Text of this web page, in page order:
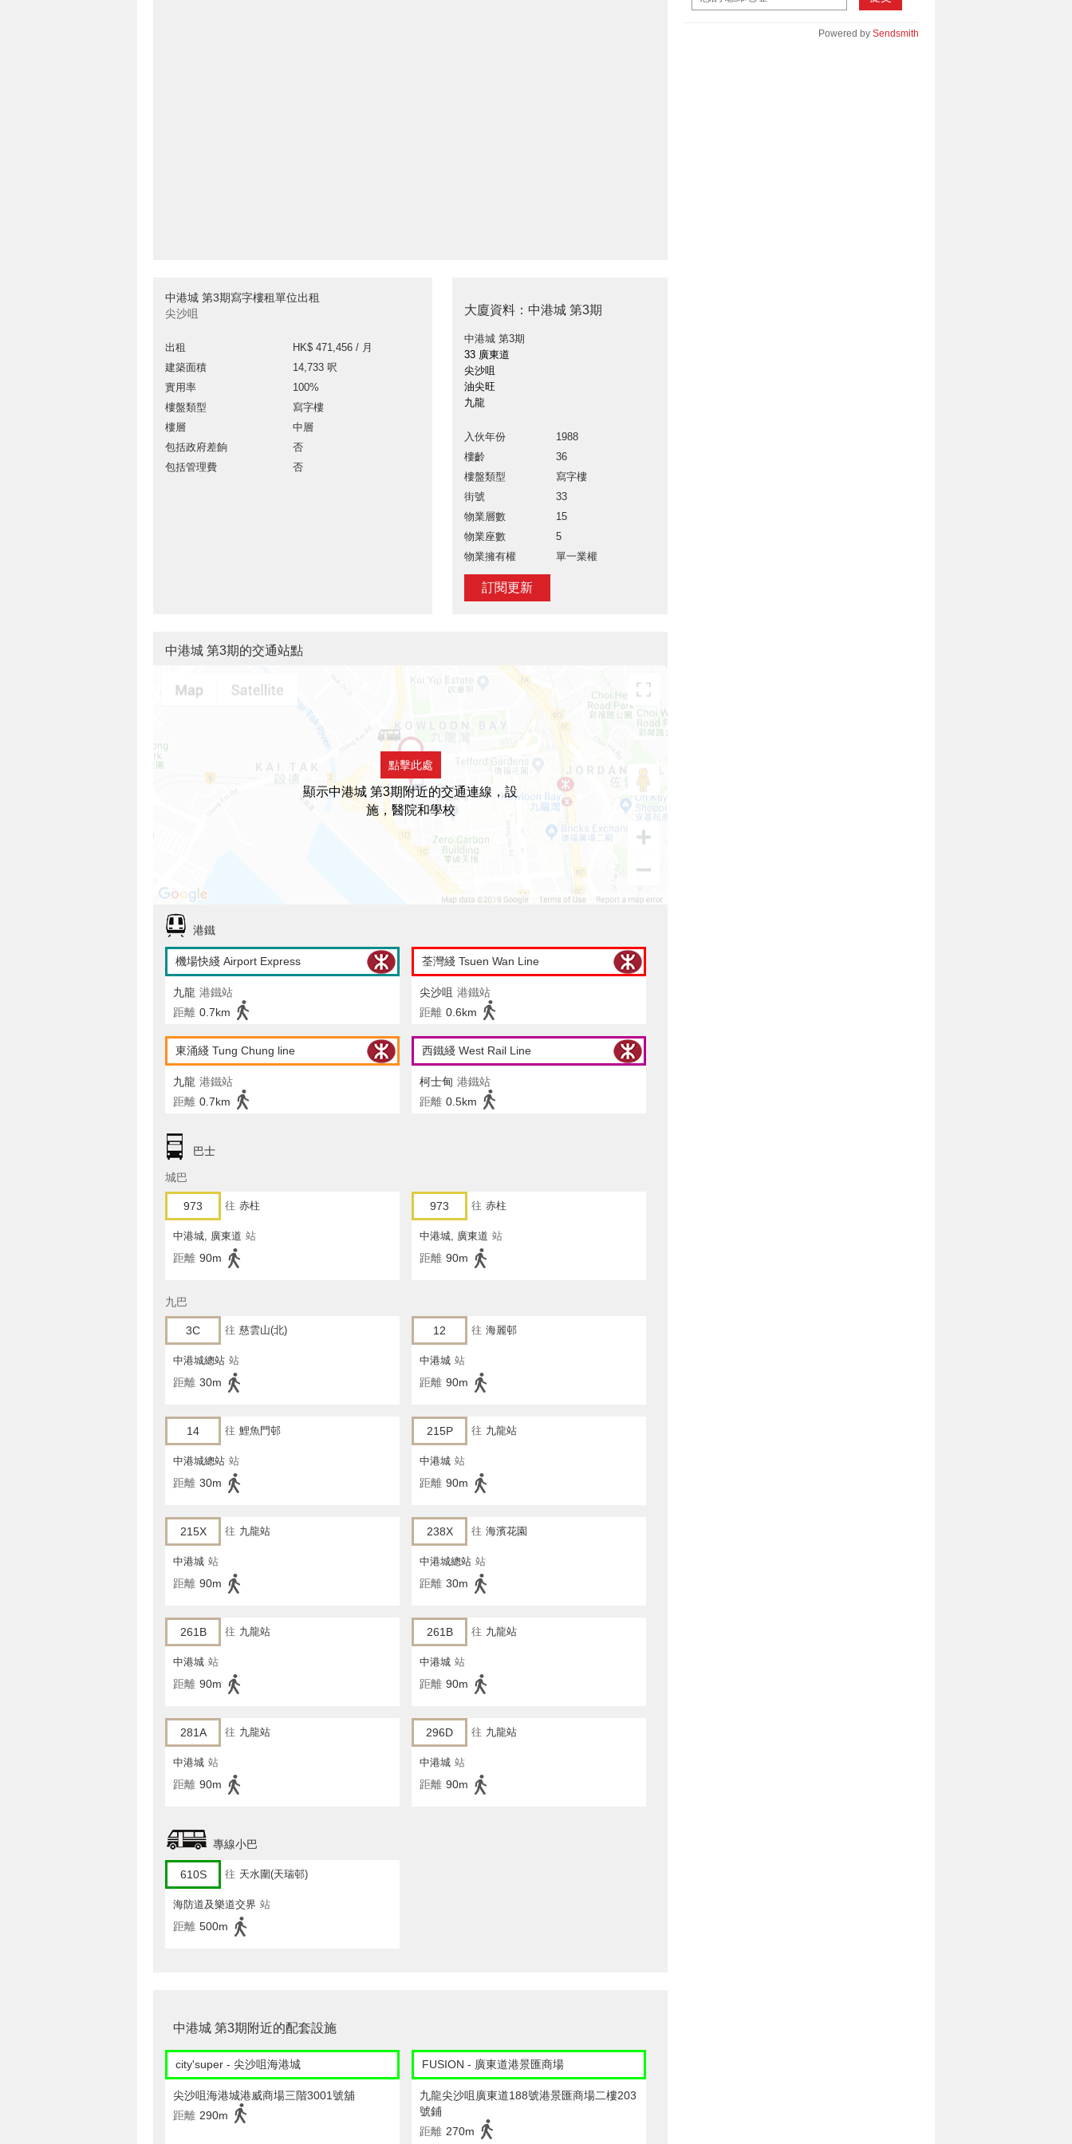
中港城 第3期寫字樓租單位出租
尖沙咀
出租
HK$ 471,456 / 月
建築面積
14,733 呎
實用率
100%
樓盤類型
寫字樓
樓層
中層
包括政府差餉
否
包括管理費
否
大廈資料：中港城 第3期
中港城 第3期
33 廣東道
尖沙咀
油尖旺
九龍
入伙年份
1988
樓齡
36
樓盤類型
寫字樓
街號
33
物業層數
15
物業座數
5
物業擁有權
單一業權
訂閱更新
Powered by Sendsmith
中港城 第3期的交通站點
點擊此處
顯示中港城 第3期附近的交通連線，設
施，醫院和學校
港鐵
機場快綫 Airport Express
九龍 港鐵站
距離 0.7km
荃灣綫 Tsuen Wan Line
尖沙咀 港鐵站
距離 0.6km
東涌綫 Tung Chung line
九龍 港鐵站
距離 0.7km
西鐵綫 West Rail Line
柯士甸 港鐵站
距離 0.5km
巴士
城巴
973 往 赤柱
中港城, 廣東道 站
距離 90m
973 往 赤柱
中港城, 廣東道 站
距離 90m
九巴
3C 往 慈雲山(北)
中港城總站 站
距離 30m
12 往 海麗邨
中港城 站
距離 90m
14 往 鯉魚門邨
中港城總站 站
距離 30m
215P 往 九龍站
中港城 站
距離 90m
215X 往 九龍站
中港城 站
距離 90m
238X 往 海濱花園
中港城總站 站
距離 30m
261B 往 九龍站
中港城 站
距離 90m
261B 往 九龍站
中港城 站
距離 90m
281A 往 九龍站
中港城 站
距離 90m
296D 往 九龍站
中港城 站
距離 90m
專線小巴
610S 往 天水圍(天瑞邨)
海防道及樂道交界 站
距離 500m
中港城 第3期附近的配套設施
city'super - 尖沙咀海港城
尖沙咀海港城港威商場三階3001號舖
距離 290m
FUSION - 廣東道港景匯商場
九龍尖沙咀廣東道188號港景匯商場二樓203
號鋪
距離 270m